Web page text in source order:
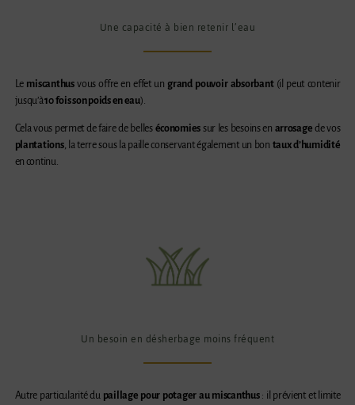
Une capacité à bien retenir l’eau
Le miscanthusvous offre en effet un grand pouvoir absorbant(il peut contenir
jusqu’à10 fois son poids en eau).
Cela vous permet de faire de belles économies sur les besoins en arrosage de vos
plantations, la terre sous la paille conservant également un bon taux d’humidité
en continu.
Un besoin en désherbage moins fréquent
Autre particularité du paillage pour potager au miscanthus: il prévient et limite